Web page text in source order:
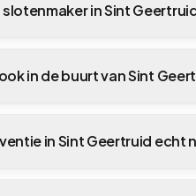
in Sint
in de buurt van Sint
in Sint Geertruid echt